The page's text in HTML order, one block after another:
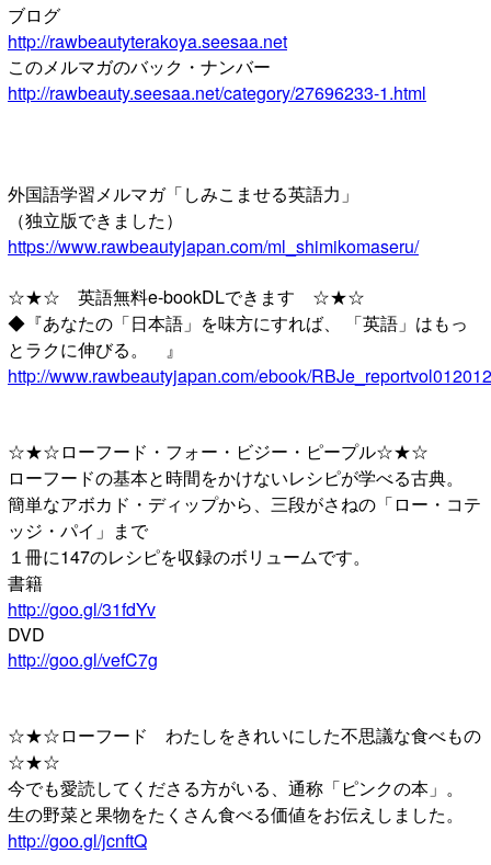
ブログ
http://rawbeautyterakoya.seesaa.net
このメルマガのバック・ナンバー
http://rawbeauty.seesaa.net/category/27696233-1.html
外国語学習メルマガ「しみこませる英語力」
（独立版できました）
https://www.rawbeautyjapan.com/ml_shimikomaseru/
☆★☆ 英語無料e-bookDLできます ☆★☆
◆『あなたの「日本語」を味方にすれば、 「英語」はもっ
とラクに伸びる。 』
http://www.rawbeautyjapan.com/ebook/
☆★☆ローフード・フォー・ビジー・ピープル☆★☆
ローフードの基本と時間をかけないレシピが学べる古典。
簡単なアボカド・ディップから、三段がさねの「ロー・コテ
ッジ・パイ」まで
１冊に147のレシピを収録のボリュームです。
書籍
http://goo.gl/31fdYv
DVD
http://goo.gl/vefC7g
☆★☆ローフード わたしをきれいにした不思議な食べもの
☆★☆
今でも愛読してくださる方がいる、通称「ピンクの本」。
生の野菜と果物をたくさん食べる価値をお伝えしました。
http://goo.gl/jcnftQ